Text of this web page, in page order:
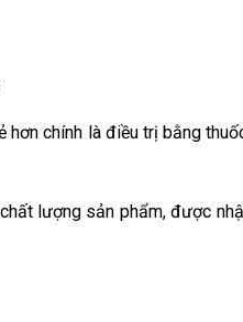
chính là điều trị bằng
lượng sản phẩm, được